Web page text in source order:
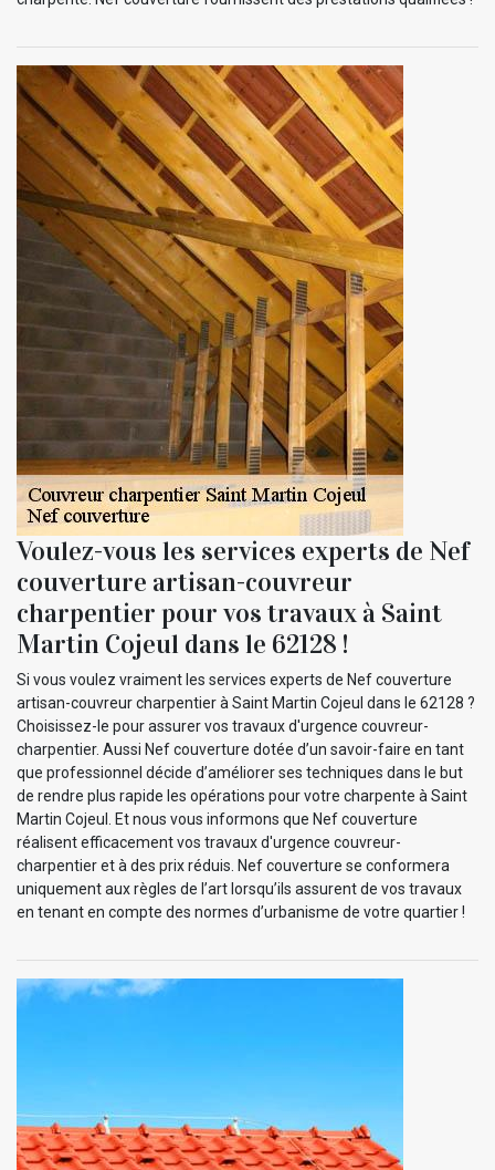
Voulez-vous les services experts de Nef
couverture artisan-couvreur
charpentier pour vos travaux à Saint
Martin Cojeul dans le 62128 !
Si vous voulez vraiment les services experts de Nef couverture
artisan-couvreur charpentier à Saint Martin Cojeul dans le 62128 ?
Choisissez-le pour assurer vos travaux d'urgence couvreur-
charpentier. Aussi Nef couverture dotée d’un savoir-faire en tant
que professionnel décide d’améliorer ses techniques dans le but
de rendre plus rapide les opérations pour votre charpente à Saint
Martin Cojeul. Et nous vous informons que Nef couverture
réalisent efficacement vos travaux d'urgence couvreur-
charpentier et à des prix réduis. Nef couverture se conformera
uniquement aux règles de l’art lorsqu’ils assurent de vos travaux
en tenant en compte des normes d’urbanisme de votre quartier !